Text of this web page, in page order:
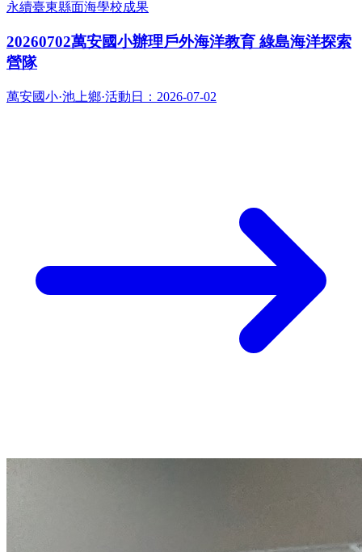
永續臺東縣面海學校成果
20260702萬安國小辦理戶外海洋教育 綠島海洋探索
營隊
萬安國小·池上鄉·活動日： 2026-07-02